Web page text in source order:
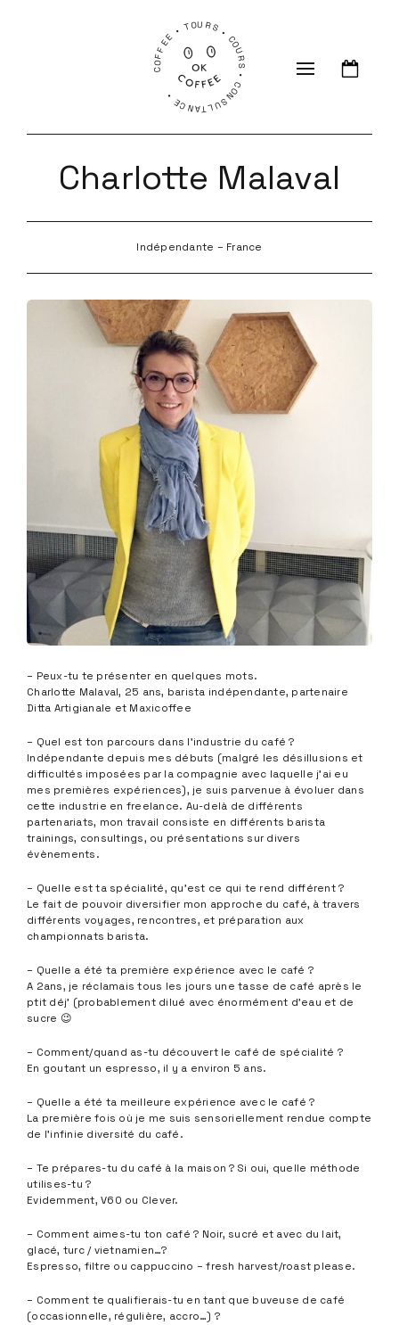
COFFEE • TOURS • COURS • CONSULTANCE •
Charlotte Malaval
Indépendante – France
– Peux-tu te présenter en quelques mots.
Charlotte Malaval, 25 ans, barista indépendante, partenaire
Ditta Artigianale et Maxicoffee
– Quel est ton parcours dans l’industrie du café ?
Indépendante depuis mes débuts (malgré les désillusions et
difficultés imposées par la compagnie avec laquelle j’ai eu
mes premières expériences), je suis parvenue à évoluer dans
cette industrie en freelance. Au-delà de différents
partenariats, mon travail consiste en différents barista
trainings, consultings, ou présentations sur divers
évènements.
– Quelle est ta spécialité, qu’est ce qui te rend différent ?
Le fait de pouvoir diversifier mon approche du café, à travers
différents voyages, rencontres, et préparation aux
championnats barista.
– Quelle a été ta première expérience avec le café ?
A 2ans, je réclamais tous les jours une tasse de café après le
ptit déj’ (probablement dilué avec énormément d’eau et de
sucre 😉
– Comment/quand as-tu découvert le café de spécialité ?
En goutant un espresso, il y a environ 5 ans.
– Quelle a été ta meilleure expérience avec le café ?
La première fois où je me suis sensoriellement rendue compte
de l’infinie diversité du café.
– Te prépares-tu du café à la maison ? Si oui, quelle méthode
utilises-tu ?
Evidemment, V60 ou Clever.
– Comment aimes-tu ton café ? Noir, sucré et avec du lait,
glacé, turc / vietnamien…?
Espresso, filtre ou cappuccino – fresh harvest/roast please.
– Comment te qualifierais-tu en tant que buveuse de café
(occasionnelle, régulière, accro…) ?